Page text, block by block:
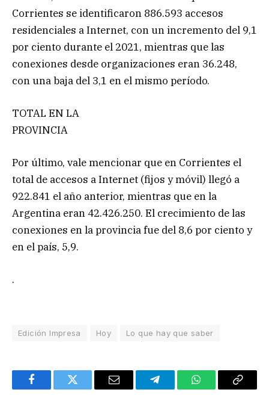
Corrientes se identificaron 886.593 accesos
residenciales a Internet, con un incremento del 9,1
por ciento durante el 2021, mientras que las
conexiones desde organizaciones eran 36.248,
con una baja del 3,1 en el mismo período.
TOTAL EN LA
PROVINCIA
Por último, vale mencionar que en Corrientes el
total de accesos a Internet (fijos y móvil) llegó a
922.841 el año anterior, mientras que en la
Argentina eran 42.426.250. El crecimiento de las
conexiones en la provincia fue del 8,6 por ciento y
en el país, 5,9.
.
Edición Impresa Hoy Lo que hay que saber
FacebookTwitter Email TelegramWhatsAppCopy